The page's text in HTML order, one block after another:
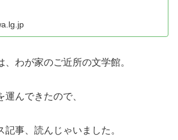
、わが家のご近所の文学館。
んできたので、
記事、読んじゃいました。